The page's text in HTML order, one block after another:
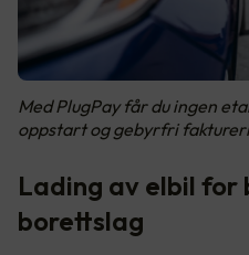
Med PlugPay får du ingen
oppstart og gebyrfri
Lading av elbil for
borettslag